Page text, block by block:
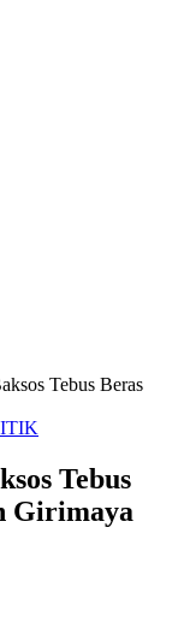
Tebus Beras
Tebus
Girimaya